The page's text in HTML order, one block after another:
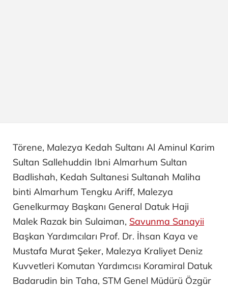
Törene, Malezya Kedah Sultanı Al Aminul Karim
Sultan Sallehuddin Ibni Almarhum Sultan
Badlishah, Kedah Sultanesi Sultanah Maliha
binti Almarhum Tengku Ariff, Malezya
Genelkurmay Başkanı General Datuk Haji
Malek Razak bin Sulaiman, Savunma Sanayii
Başkan Yardımcıları Prof. Dr. İhsan Kaya ve
Mustafa Murat Şeker, Malezya Kraliyet Deniz
Kuvvetleri Komutan Yardımcısı Koramiral Datuk
Badarudin bin Taha, STM Genel Müdürü Özgür